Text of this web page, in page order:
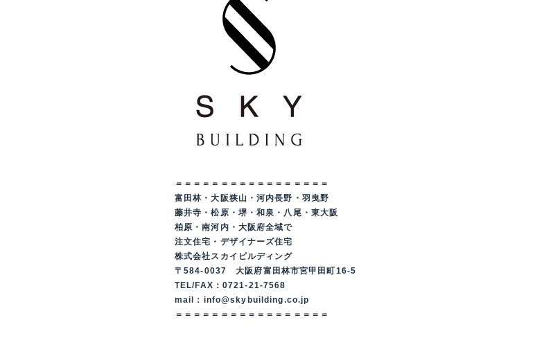
＝＝＝＝＝＝＝＝＝＝＝＝＝＝＝＝＝
富田林・大阪狭山・河内長野・羽曳野
藤井寺・松原・堺・和泉・八尾・東大阪
柏原・南河内・大阪府全域で
注文住宅・デザイナーズ住宅
株式会社スカイビルディング
〒584-0037 大阪府富田林市宮甲田町16-5
TEL/FAX：0721-21-7568
mail：info@skybuilding.co.jp
＝＝＝＝＝＝＝＝＝＝＝＝＝＝＝＝＝